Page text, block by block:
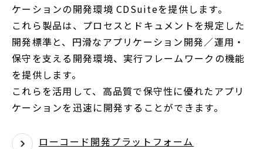
ケーションの開発環境 CDSuiteを提供します。
これら製品は、プロセスとドキュメントを規定した
開発標準と、円滑なアプリケーション開発／運用・
保守を支える開発環境、実行フレームワークの機能
を提供します。
これらを活用して、高品質で保守性に優れたアプリ
ケーションを迅速に開発することができます。
ローコード開発プラットフォーム